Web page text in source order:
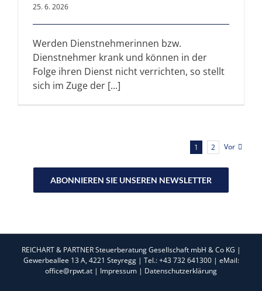
25. 6. 2026
Werden Dienstnehmerinnen bzw.
Dienstnehmer krank und können in der
Folge ihren Dienst nicht verrichten, so stellt
sich im Zuge der [...]
1 2 Vor
ABONNIEREN SIE UNSEREN NEWSLETTER
REICHART & PARTNER Steuerberatung Gesellschaft mbH & Co KG |
Gewerbeallee 13 A, 4221 Steyregg | Tel.: +43 732 641300 | eMail:
office@rpwt.at | Impressum | Datenschutzerklärung